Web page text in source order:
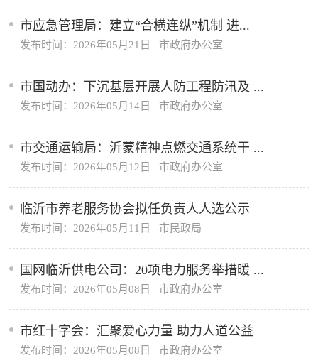
市应急管理局：建立“合横连纵”机制 进...
发布时间：2026年05月21日 市政府办公室
市国动办：下沉基层开展人防工程防汛及 ...
发布时间：2026年05月14日 市政府办公室
市交通运输局：沂蒙精神点燃交通系统干 ...
发布时间：2026年05月12日 市政府办公室
临沂市养老服务协会拟任负责人人选公示
发布时间：2026年05月11日 市民政局
国网临沂供电公司：20项电力服务举措暖 ...
发布时间：2026年05月08日 市政府办公室
市红十字会：汇聚爱心力量 助力人道公益
发布时间：2026年05月08日 市政府办公室